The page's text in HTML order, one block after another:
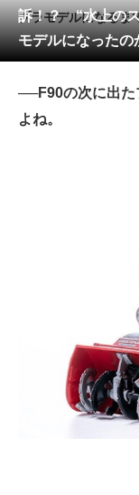
メディア
注目記事を集めた
ITの今と未来を見通
ビジネスと働き方
AI活用のいまが分
企業ITのトレンド
経営リーダーのコ
マーケ×ITの今が
訴！？ “水上の
モデルになったの
プラモデルになるま
──F90の次に出た
よね。